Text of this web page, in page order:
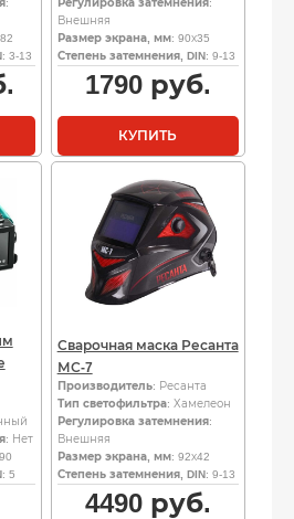
:
: 3-13
Регулировка затемнения:
Внешняя
Размер экрана, мм: 90х35
Степень затемнения, DIN: 9-13
1790руб.
КУПИТЬ
: Нет
: 5
Сварочная маска Ресанта
МС-7
Производитель: Ресанта
Тип светофильтра: Хамелеон
Регулировка затемнения:
Внешняя
Размер экрана, мм: 92х42
Степень затемнения, DIN: 9-13
4490руб.